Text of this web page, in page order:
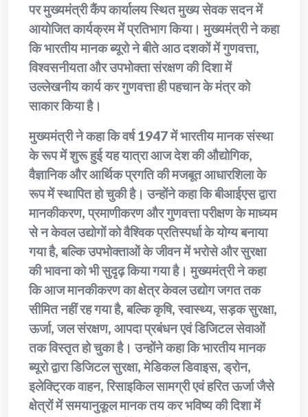
पर मुख्यमंत्री कैंप कार्यालय स्थित मुख्य सेवक सदन में
आयोजित कार्यक्रम में प्रतिभाग किया। मुख्यमंत्री ने कहा
कि भारतीय मानक ब्यूरो ने बीते आठ दशकों में गुणवत्ता,
विश्वसनीयता और उपभोक्ता संरक्षण की दिशा में
उल्लेखनीय कार्य कर गुणवत्ता ही पहचान के मंत्र को
साकार किया है।
मुख्यमंत्री ने कहा कि वर्ष 1947 में भारतीय मानक संस्था
के रूप में शुरू हुई यह यात्रा आज देश की औद्योगिक,
वैज्ञानिक और आर्थिक प्रगति की मजबूत आधारशिला के
रूप में स्थापित हो चुकी है। उन्होंने कहा कि बीआईएस द्वारा
मानकीकरण, प्रमाणीकरण और गुणवत्ता परीक्षण के माध्यम
से न केवल उद्योगों को वैश्विक प्रतिस्पर्धा के योग्य बनाया
गया है, बल्कि उपभोक्ताओं के जीवन में भरोसे और सुरक्षा
की भावना को भी सुदृढ़ किया गया है। मुख्यमंत्री ने कहा
कि आज मानकीकरण का क्षेत्र केवल उद्योग जगत तक
सीमित नहीं रह गया है, बल्कि कृषि, स्वास्थ्य, सड़क सुरक्षा,
ऊर्जा, जल संरक्षण, आपदा प्रबंधन एवं डिजिटल सेवाओं
तक विस्तृत हो चुका है। उन्होंने कहा कि भारतीय मानक
ब्यूरो द्वारा डिजिटल सुरक्षा, मेडिकल डिवाइस, ड्रोन,
इलेक्ट्रिक वाहन, रिसाइकिल सामग्री एवं हरित ऊर्जा जैसे
क्षेत्रों में समयानुकूल मानक तय कर भविष्य की दिशा में